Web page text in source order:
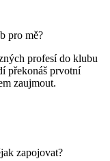
pro mě?
profesí do klubu
překonáš prvotní
zaujmout.
zapojovat?